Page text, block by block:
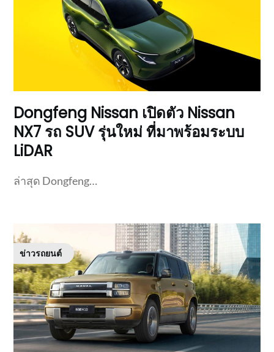
Dongfeng Nissan เปิดตัว Nissan
NX7 รถ SUV รุ่นใหม่ ที่มาพร้อมระบบ
LiDAR
ล่าสุด Dongfeng…
ข่าวรถยนต์